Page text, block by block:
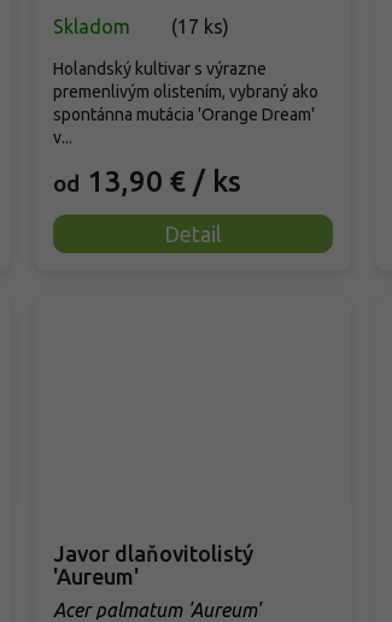
Skladom
(17 ks)
od 13,90 € / ks
Detail
Holandský kultivar s výrazne
premenlivým olistením, vybraný ako
spontánna mutácia 'Orange Dream'
v...
Javor dlaňovitolistý
'Aureum'
Acer palmatum 'Aureum'